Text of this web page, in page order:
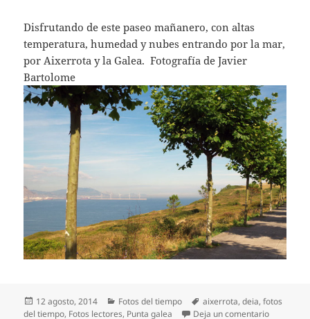
Disfrutando de este paseo mañanero, con altas
temperatura, humedad y nubes entrando por la mar,
por Aixerrota y la Galea. Fotografía de Javier
Bartolome
Publicado
el
12 agosto, 2014 Categorías
Fotos del tiempo Etiquetas
aixerrota,deia,fotos
del tiempo, Fotos lectores, Punta galea Deja un comentarioen Paseo